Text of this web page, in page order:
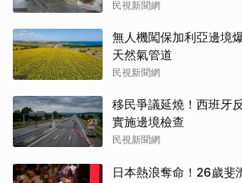
民視新聞網
無人機闖保加利亞邊境
天然氣管道
民視新聞網
移民爭議延燒！西班牙
實施邊境檢查
民視新聞網
日本熱浪奪命！26歲斐